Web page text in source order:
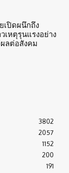
เปิดผนึกถึง
เหตุรุนแรงอย่าง
ลต่อสังคม
3802
2057
1152
200
191